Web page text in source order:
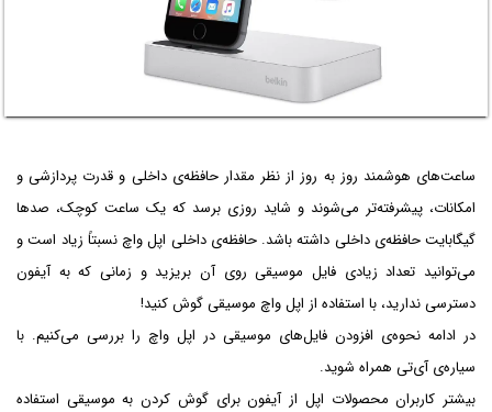
ساعت‌های هوشمند روز به روز از نظر مقدار حافظه‌ی داخلی و قدرت پردازشی و
امکانات، پیشرفته‌تر می‌شوند و شاید روزی برسد که یک ساعت کوچک، صدها
گیگابایت حافظه‌ی داخلی داشته باشد. حافظه‌ی داخلی اپل واچ نسبتاً زیاد است و
می‌توانید تعداد زیادی فایل موسیقی روی آن بریزید و زمانی که به آیفون
دسترسی ندارید، با استفاده از اپل واچ موسیقی گوش کنید!
در ادامه نحوه‌ی افزودن فایل‌های موسیقی در اپل واچ را بررسی می‌کنیم. با
سیاره‌ی آی‌تی همراه شوید.
بیشتر کاربران محصولات اپل از آیفون برای گوش کردن به موسیقی استفاده